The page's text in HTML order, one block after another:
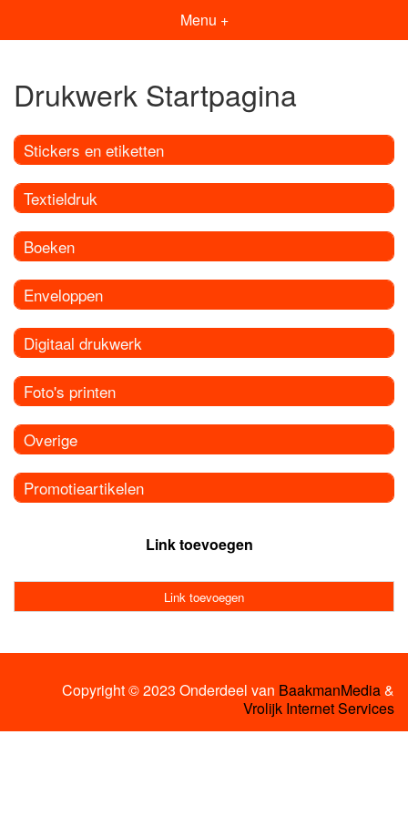
Menu +
Drukwerk Startpagina
Stickers en etiketten
Textieldruk
Boeken
Enveloppen
Digitaal drukwerk
Foto's printen
Overige
Promotieartikelen
Link toevoegen
Link toevoegen
Copyright © 2023 Onderdeel van BaakmanMedia&
Vrolijk Internet Services